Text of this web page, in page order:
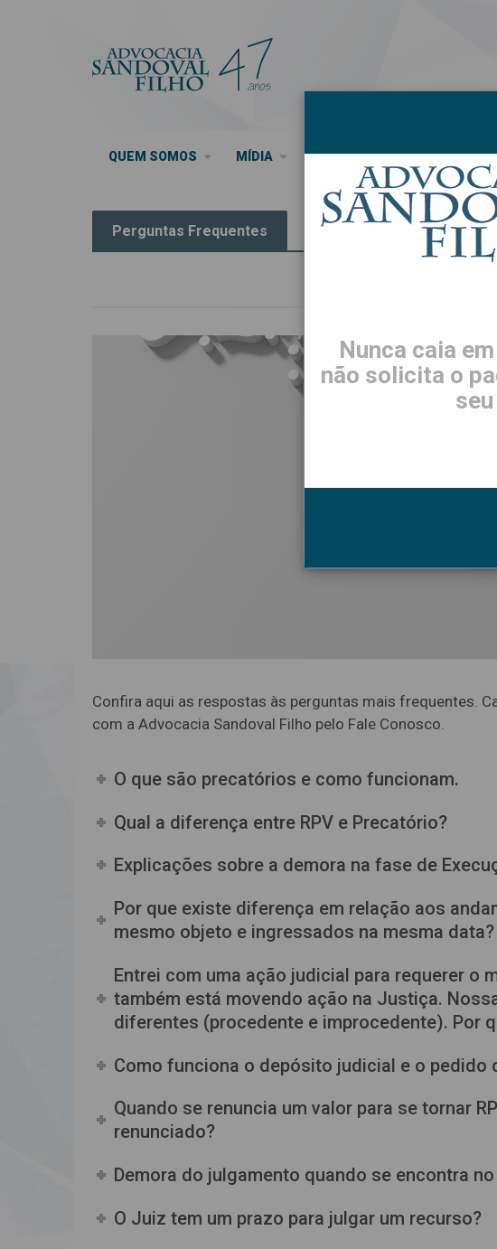
QUEM SOMOS MÍDIA SEUS DIREITOS LGPD
Perguntas Frequentes
Confira aqui as respostas às perguntas mais frequentes.
com a Advocacia Sandoval Filho pelo Fale Conosco.
O que são precatórios e como funcionam.
Qual a diferença entre RPV e Precatório?
Explicações sobre a demora na fase de
Por que existe diferença em relação aos
mesmo objeto e ingressados na mesma data?
Entrei com uma ação judicial para requerer o
também está movendo ação na Justiça.
diferentes (procedente e improcedente). Por
Como funciona o depósito judicial e o pedido
Quando se renuncia um valor para se tornar
renunciado?
Demora do julgamento quando se encontra no
O Juiz tem um prazo para julgar um recurso?
Nunca caia
não solicita o